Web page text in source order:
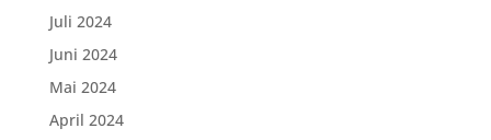
Juli 2024
Juni 2024
Mai 2024
April 2024